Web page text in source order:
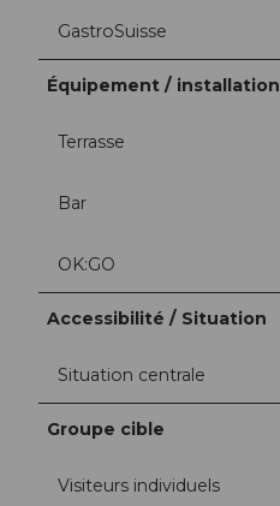
GastroSuisse
Équipement / installation
Terrasse
Bar
OK:GO
Accessibilité / Situation
Situation centrale
Groupe cible
Visiteurs individuels